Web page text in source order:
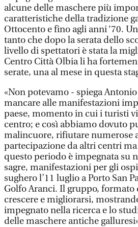
alcune delle maschere più
caratteristiche della tradizione
Ottocento e fino agli anni ‘70.
tanto che dopo la serata dello
livello di spettatori è stata la
Centro Città Olbia li ha
serate, una al mese in questa
«Non potevamo - spiega
mancare alle manifestazioni
paese, momento in cui i turisti
centro; e così abbiamo dovuto
malincuore, rifiutare numerose
partecipazione da altri centri
questo periodo è impegnata su
sagre, manifestazioni per gli
sughero l’11 luglio a Porto San
Golfo Aranci. Il gruppo, formato
crescere e migliorarsi,
impegnato nella ricerca e lo
delle maschere antiche